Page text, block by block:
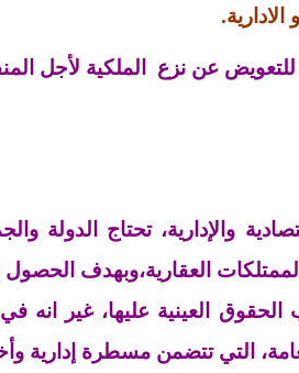
للتعويض عن نزع الملكية لأجل
والإدارية، تحتاج الدولة
العقارية،وبهدف
العينية عليها، غير
التي تتضمن مسطرة إدارية